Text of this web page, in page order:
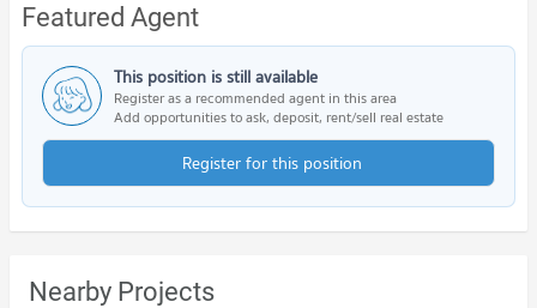
Featured Agent
This position is still available
Register as a recommended agent in this area
Add opportunities to ask, deposit, rent/sell real estate
Register for this position
Nearby Projects